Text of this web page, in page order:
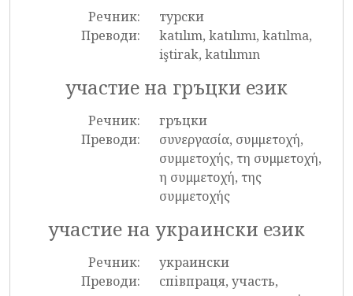
Речник:
турски
Преводи:
katılım, katılımı, katılma,
iştirak, katılımın
участие на гръцки език
Речник:
гръцки
Преводи:
συνεργασία, συμμετοχή,
συμμετοχής, τη συμμετοχή,
η συμμετοχή, της
συμμετοχής
участие на украински език
Речник:
украински
Преводи:
співпраця, участь,